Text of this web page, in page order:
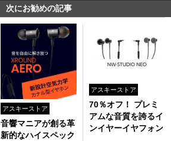
次にお勧めの記事
アスキーストア
音響マニアが創る革
新的なハイスペック
アスキーストア
70％オフ！ プレミ
アムな音質を誇るイ
ンイヤーイヤフォン